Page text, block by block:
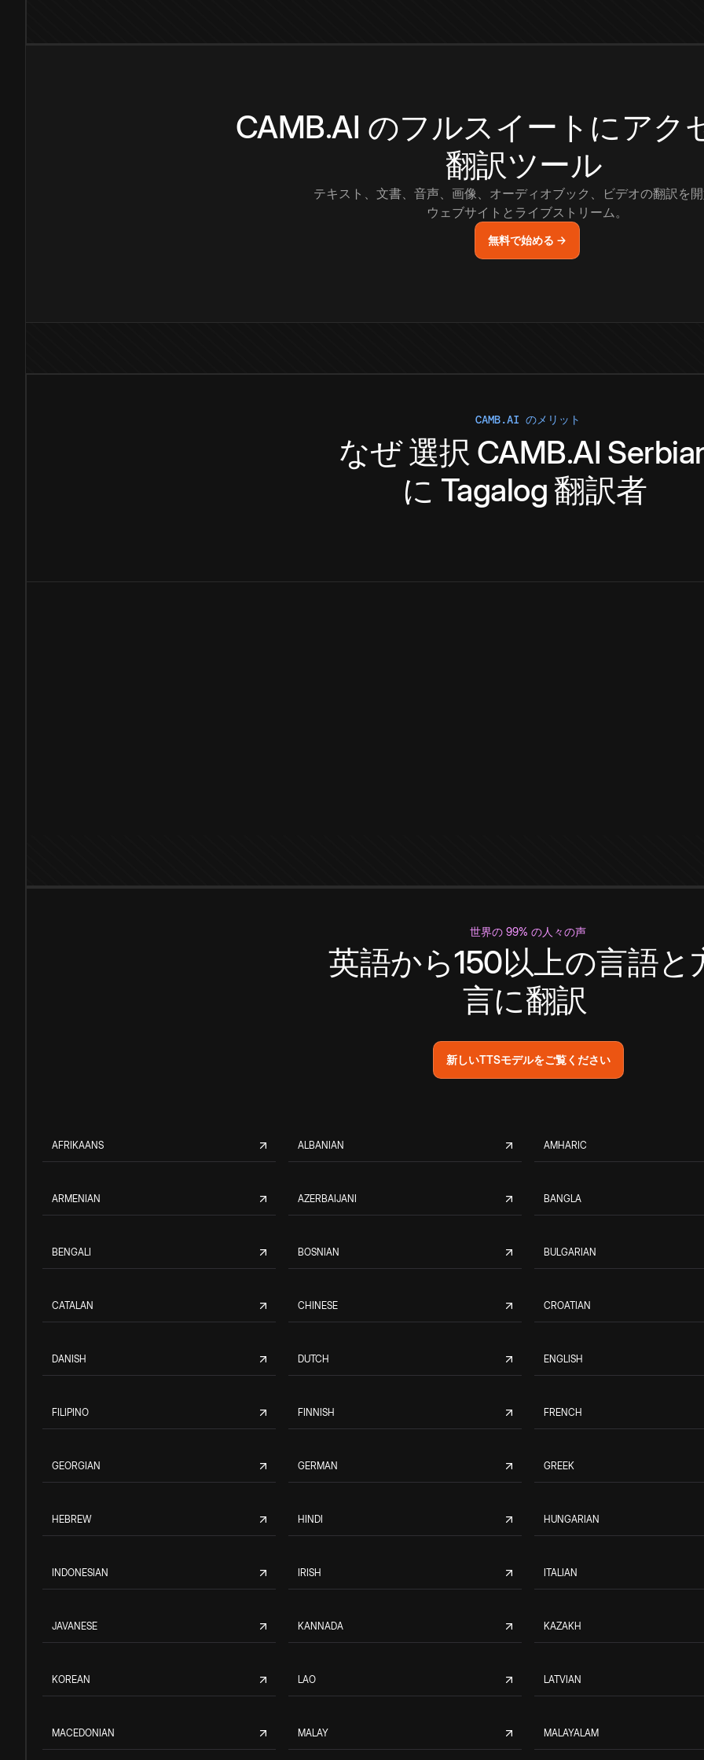
CAMB.AI のフルスイートにアク
翻訳ツール
テキスト、文書、音声、画像、オーディオブック、ビデオの翻訳を
ウェブサイトとライブストリーム。
無料で始める →
CAMB.AI のメリット
なぜ選択 CAMB.AI
に Tagalog 翻訳者
世界の 99% の人々の声
英語から150以上の言語と
言に翻訳
新しいTTSモデルをご覧ください
AFRIKAANS ALBANIAN AMHARIC
ARMENIAN AZERBAIJANI BANGLA
BENGALI BOSNIAN BULGARIAN
CATALAN CHINESE CROATIAN
DANISH DUTCH ENGLISH
FILIPINO FINNISH FRENCH
GEORGIAN GERMAN GREEK
HEBREW HINDI HUNGARIAN
INDONESIAN IRISH ITALIAN
JAVANESE KANNADA KAZAKH
KOREAN LAO LATVIAN
MACEDONIAN MALAY MALAYALAM